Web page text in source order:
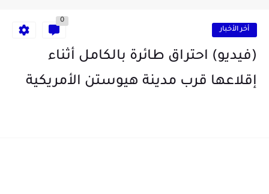
أخر الأخبار
0
(فيديو) احتراق طائرة بالكامل أثناء
إقلاعها قرب مدينة هيوستن الأمريكية